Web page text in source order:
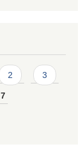
2 3
7